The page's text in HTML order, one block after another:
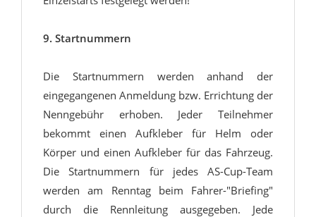
9. Startnummern
Die Startnummern werden anhand der
eingegangenen Anmeldung bzw. Errichtung der
Nenngebühr erhoben. Jeder Teilnehmer
bekommt einen Aufkleber für Helm oder
Körper und einen Aufkleber für das Fahrzeug.
Die Startnummern für jedes AS-Cup-Team
werden am Renntag beim Fahrer-"Briefing"
durch die Rennleitung ausgegeben. Jede